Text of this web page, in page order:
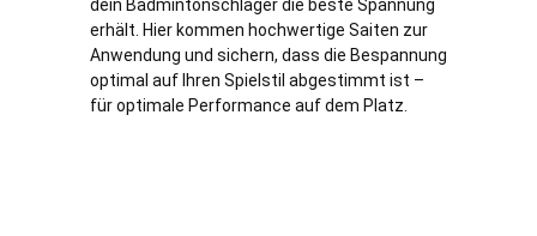
dein Badmintonschläger die beste Spannung
erhält. Hier kommen hochwertige Saiten zur
Anwendung und sichern, dass die Bespannung
optimal auf Ihren Spielstil abgestimmt ist –
für optimale Performance auf dem Platz.